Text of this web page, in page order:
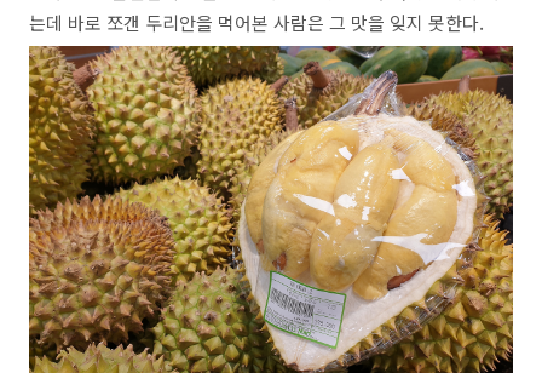
는데 바로 쪼갠 두리안을 먹어본 사람은 그 맛을 잊지 못한다.